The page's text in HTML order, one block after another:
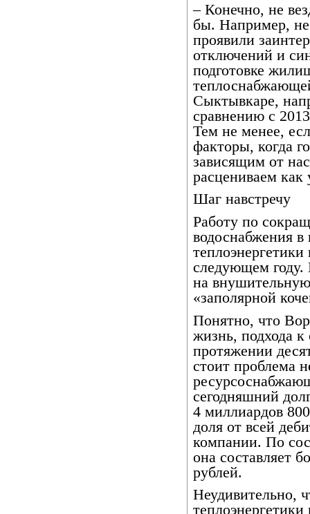
– Конечно, не
бы. Например,
проявили
отключений и
подготовке
Сыктывкаре,
сравнению с
Тем не менее,
факторы, когда
зависящим от
расцениваем
Шаг навстречу
Работу по
водоснабжения
следующем году.
на
«заполярной
Понятно, что
жизнь, подхода к
протяжении
стоит проблема
сегодняшний
4 миллиардов
доля от всей
компании. По
она составляет
рублей.
Неудивительно,